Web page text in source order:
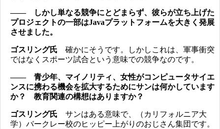
―― しかし単なる競争にとどまらず、彼らが立ち上げた
プロジェクトの一部はJavaプラットフォームを大きく発展
させました。
ゴスリング氏 確かにそうです。しかしこれは、軍事衝突
ではなくスポーツ試合という意味での競争なのです。
―― 青少年、マイノリティ、女性がコンピュータサイエ
ンスに携わる機会を拡大するためにサンは何かしています
か？ 教育関連の構想はありますか？
ゴスリング氏 サンはある意味で、（カリフォルニア大
学）バークレー校のヒッピー上がりのおじさん集団です。